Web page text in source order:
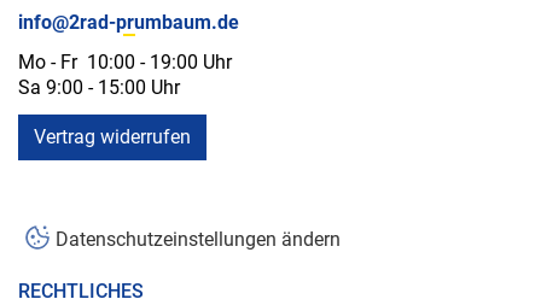
info@2rad-prumbaum.de
Mo - Fr 10:00 - 19:00 Uhr
Sa 9:00 - 15:00 Uhr
Vertrag widerrufen
Datenschutzeinstellungen ändern
RECHTLICHES